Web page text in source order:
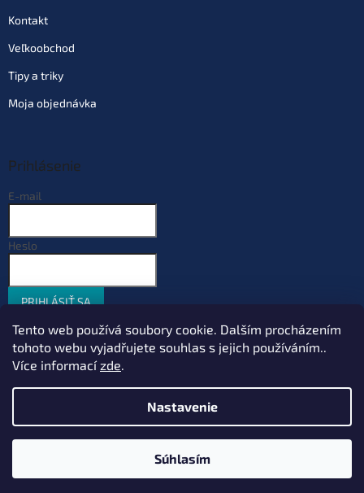
Tento web používá soubory cookie. Dalším procházením
tohoto webu vyjadřujete souhlas s jejich používáním..
Více informacízde.
Nastavenie
Súhlasím
Kontakt
Veľkoobchod
Tipy a triky
Moja objednávka
Prihlásenie
E-mail
Heslo
PRIHLÁSIŤ SA
Nová registrácia
Zabudnuté heslo
nastavenie cookies